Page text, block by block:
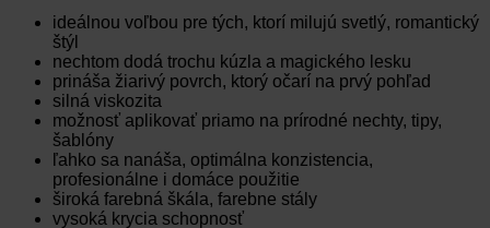
ideálnou voľbou pre tých, ktorí milujú svetlý, romantický
štýl
nechtom dodá trochu kúzla a magického lesku
prináša žiarivý povrch, ktorý očarí na prvý pohľad
silná viskozita
možnosť aplikovať priamo na prírodné nechty, tipy,
šablóny
ľahko sa nanáša, optimálna konzistencia,
profesionálne i domáce použitie
široká farebná škála, farebne stály
vysoká krycia schopnosť